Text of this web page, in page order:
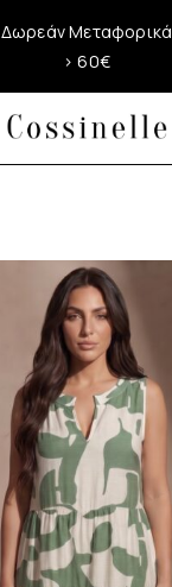
Δωρεάν Μεταφορικά
> 60€